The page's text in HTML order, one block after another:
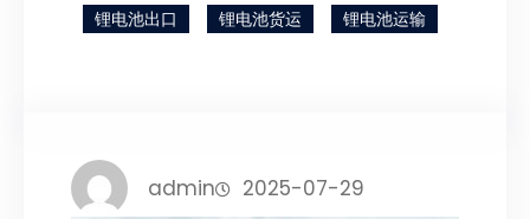
锂电池出口
锂电池货运 锂电池运输
admin 2025-07-29